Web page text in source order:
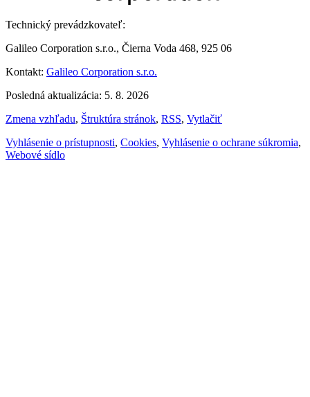
Technický prevádzkovateľ:
Galileo Corporation s.r.o., Čierna Voda 468, 925 06
Kontakt: Galileo Corporation s.r.o.
Posledná aktualizácia: 5. 8. 2026
Zmena vzhľadu, Štruktúra stránok, RSS, Vytlačiť
Vyhlásenie o prístupnosti, Cookies, Vyhlásenie o ochrane súkromia,
Webové sídlo